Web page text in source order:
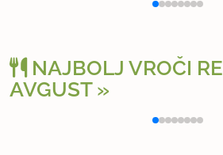
NAJBOLJ VROČI
AVGUST
Polnjena paprika na klasičen